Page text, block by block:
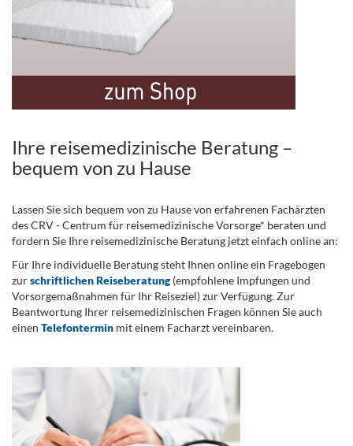
Ihre reisemedizinische Beratung –
bequem von zu Hause
Lassen Sie sich bequem von zu Hause von erfahrenen Fachärzten
des CRV - Centrum für reisemedizinische Vorsorge* beraten und
fordern Sie Ihre reisemedizinische Beratung jetzt einfach online an:
Für Ihre individuelle Beratung steht Ihnen online ein Fragebogen
zurschriftlichen Reiseberatung(empfohlene Impfungen und
Vorsorgemaßnahmen für Ihr Reiseziel) zur Verfügung. Zur
Beantwortung Ihrer reisemedizinischen Fragen können Sie auch
einen Telefontermin mit einem Facharzt vereinbaren.